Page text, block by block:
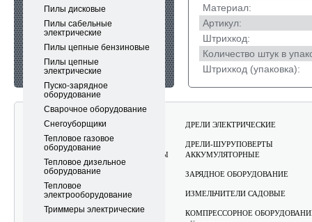
Пилы дисковые
Пилы сабельные
электрические
Пилы цепные бензиновые
Пилы цепные
электрические
Пуско-зарядное
оборудование
Сварочное оборудование
Снегоуборщики
Тепловое газовое
оборудование
Тепловое дизельное
оборудование
Тепловое
электрооборудование
Триммеры электрические
Материал:
Артикул:
Штрихкод:
Количество штук в
Штрихкод (упаковка):
АККУМУЛЯТОРНЫЕ САДОВЫЕ
ИНСТРУМЕНТЫ CARVER
АККУМУЛЯТОРНЫЕ ИНСТРУМЕНТЫ
PARMA ELECTRON
АППАРАТЫ МОЮЩИЕ ВЫСОКОГО
ДАВЛЕНИЯ
Электрические
Аксессуары
ДРЕЛИ ЭЛЕКТРИЧЕСКИЕ
ДРЕЛИ-ШУРУПОВЕРТЫ
АККУМУЛЯТОРНЫЕ
ЗАРЯДНОЕ ОБОРУДОВАНИЕ
ИЗМЕЛЬЧИТЕЛИ САДОВЫЕ
КОМПРЕССОРНОЕ